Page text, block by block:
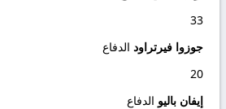
33
جوزوا فيرتراود الدفاع
20
إيفان باليو الدفاع